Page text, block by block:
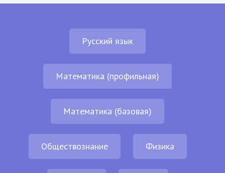
Русский язык
Математика (профильная)
Математика (базовая)
Обществознание Физика